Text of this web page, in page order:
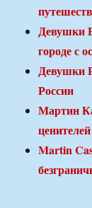
Девушки
городе с
Девушки
России
Мартин
Martin